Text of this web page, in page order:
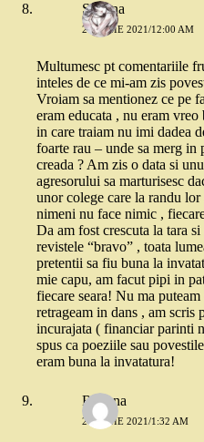
Stefana
26 IUNIE 2021/12:00 AM
Multumesc pt comentariile
inteles de ce mi-am zis
Vroiam sa mentionez ce pe
eram educata , nu eram
in care traiam nu imi dadea
foarte rau – unde sa merg in
creada ? Am zis o data si
agresorului sa marturisesc
unor colege care la randu
nimeni nu face nimic ,
Da am fost crescuta la tara
revistele “bravo” , toata
pretentii sa fiu buna la
mie capu, am facut pipi in
fiecare seara! Nu ma
retrageam in dans , am scris
incurajata ( financiar parinti
spus ca poeziile sau
eram buna la invatatura!
Roxana
26 IUNIE 2021/1:32 AM